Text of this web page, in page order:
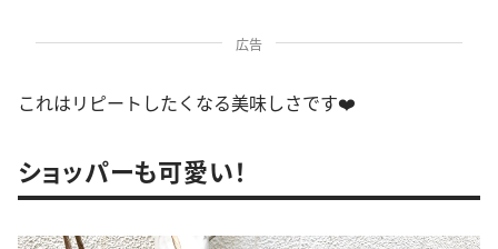
広告
これはリピートしたくなる美味しさです❤️
ショッパーも可愛い！